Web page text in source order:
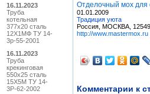
16.11.2023
Труба
котельная
377x20 сталь
12Х1МФ ТУ 14-
3р-55-2001
16.11.2023
Труба
крекинговая
550x25 сталь
15Х5М ТУ 14-
3Р-62-2002
Отделочный мох для
01.01.2009
Традиция уюта
Россия, МОСКВА,
http://www.mastermox.ru
Комментарии к